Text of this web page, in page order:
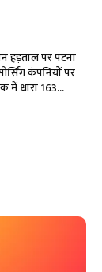
हड़ताल पर पटना
कंपनियों पर
में धारा 163...